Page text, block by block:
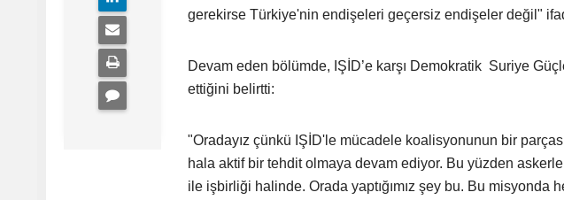
gerekirse Türkiye'nin endişeleri geçersiz endişeler değil"
Devam eden bölümde, IŞİD’e karşı Demokratik Suriye
ettiğini belirtti:
"Oradayız çünkü IŞİD'le mücadele koalisyonunun bir
hala aktif bir tehdit olmaya devam ediyor. Bu yüzden
ile işbirliği halinde. Orada yaptığımız şey bu. Bu misyonda